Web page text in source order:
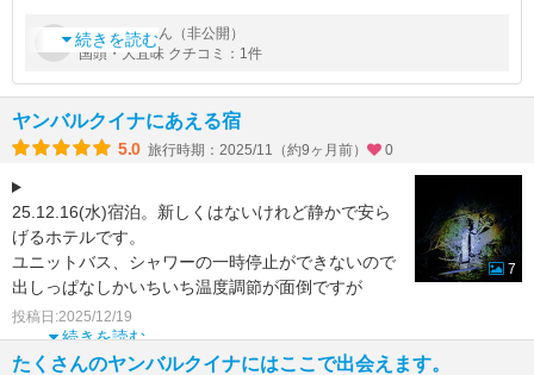
ャマの生地が好きなやつでした。夜ごはんは、ハンバーグ一択で
す。でも、バイキングとかよ
続きを読む
byじゅゆ さん（非公開）
国頭・大宜味 クチコミ：1件
ヤンバルクイナにあえる宿
5.0 旅行時期：2025/11（約9ヶ月前） 0
25.12.16(水)宿泊。新しくはないけれど静かで安ら
げるホテルです。
ユニットバス、シャワーの一時停止ができないので
出しっぱなしかいちいち温度調節が面倒ですが
それを超越してあまりある快適
続きを読む
投稿日:2025/12/19
7
たくさんのヤンバルクイナにはここで出会えます。